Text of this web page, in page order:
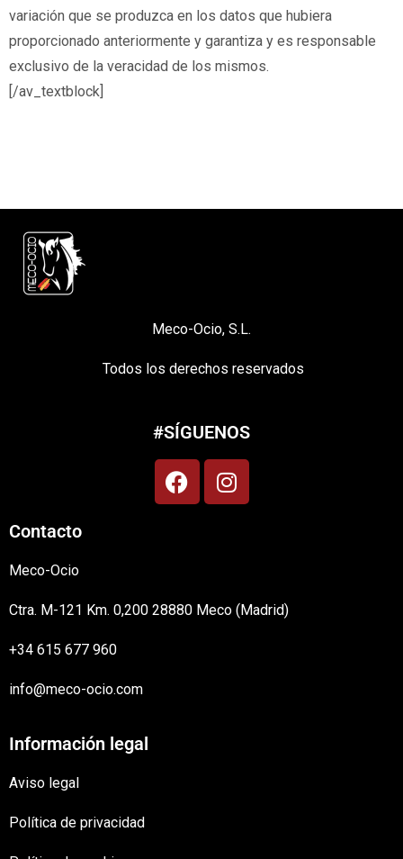
variación que se produzca en los datos que hubiera
proporcionado anteriormente y garantiza y es responsable
exclusivo de la veracidad de los mismos.
[/av_textblock]
Meco-Ocio, S.L.
Todos los derechos reservados
#SÍGUENOS
Contacto
Meco-Ocio
Ctra. M-121 Km. 0,200 28880 Meco (Madrid)
+34 615 677 960
info@meco-ocio.com
Información legal
Aviso legal
Política de privacidad